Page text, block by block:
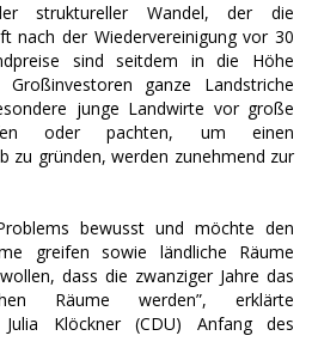
struktureller Wandel, der die
nach der Wiedervereinigung vor 30
sind seitdem in die Höhe
ganze Landstriche
junge Landwirte vor große
oder pachten, um einen
zu gründen, werden zunehmend zur
bewusst und möchte den
greifen sowie ländliche Räume
dass die zwanziger Jahre das
Räume werden”, erklärte
Julia Klöckner (CDU) Anfang des